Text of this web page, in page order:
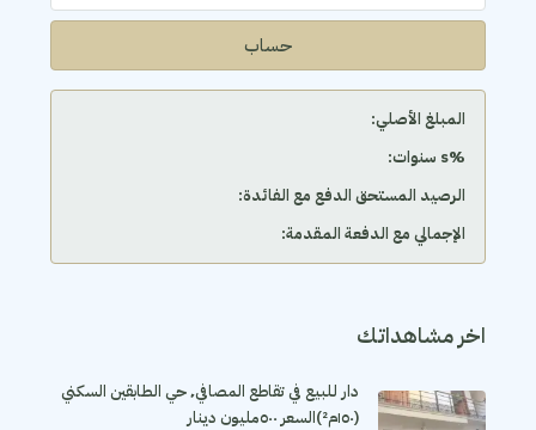
حساب
المبلغ الأصلي:
‫%s سنوات:
الرصيد المستحق الدفع مع الفائدة:
الإجمالي مع الدفعة المقدمة:
اخر مشاهداتك
دار للبيع في تقاطع المصافي٬ حي الطابقين السكني
(١٥٠م²)السعر ٥٠٠مليون دينار